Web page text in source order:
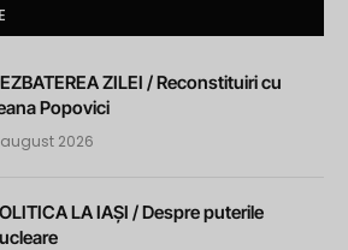
ZILEI / Reconstituiri cu
Popovici
2026
LA IAȘI / Despre puterile